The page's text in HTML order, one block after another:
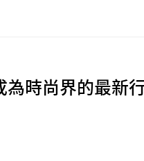
時尚界的最新